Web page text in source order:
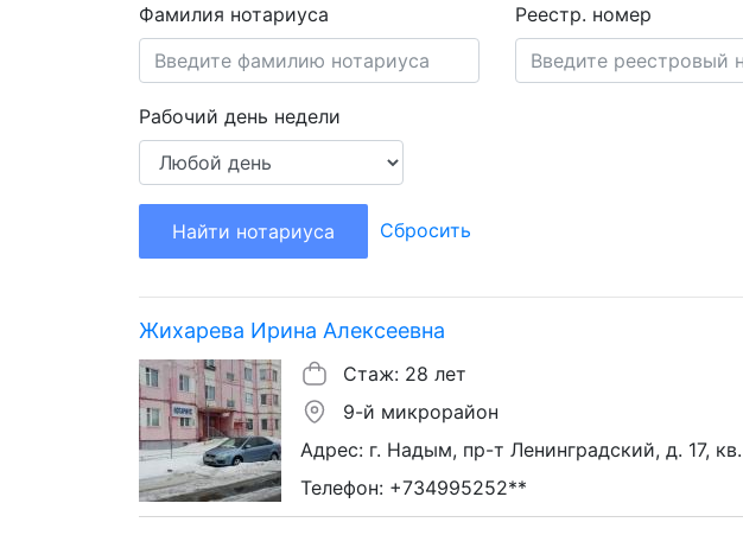
Фамилия нотариуса
Реестр. номер
Рабочий день недели
Найти нотариуса Сбросить
Жихарева Ирина Алексеевна
Стаж: 28 лет
9-й микрорайон
Адрес: г. Надым, пр-т Ленинградский, д. 17,
Телефон: +734995252**